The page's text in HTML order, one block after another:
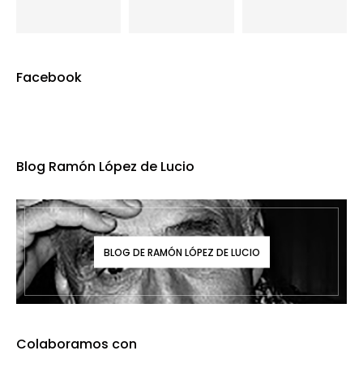
Facebook
Blog Ramón López de Lucio
BLOG DE RAMÓN LÓPEZ DE LUCIO
Colaboramos con